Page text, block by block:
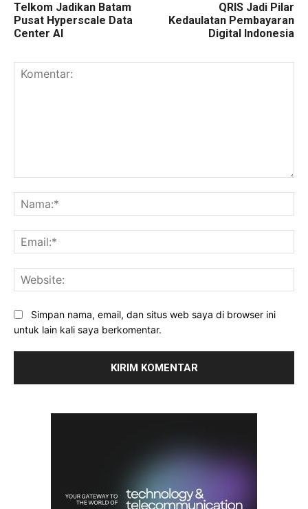
Telkom Jadikan Batam
Pusat Hyperscale Data
Center AI
QRIS Jadi Pilar
Kedaulatan Pembayaran
Digital Indonesia
Simpan nama, email, dan situs web saya di browser ini
untuk lain kali saya berkomentar.